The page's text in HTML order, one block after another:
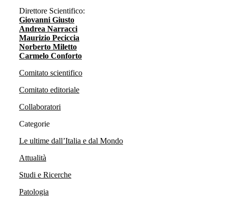
Direttore Scientifico:
Giovanni Giusto
Andrea Narracci
Maurizio Peciccia
Norberto Miletto
Carmelo Conforto
Comitato scientifico
Comitato editoriale
Collaboratori
Categorie
Le ultime dall’Italia e dal Mondo
Attualità
Studi e Ricerche
Patologia